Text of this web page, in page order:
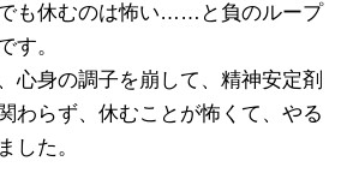
も休むのは怖い……と負のループ
す。
心身の調子を崩して、精神安定剤
わらず、休むことが怖くて、やる
した。